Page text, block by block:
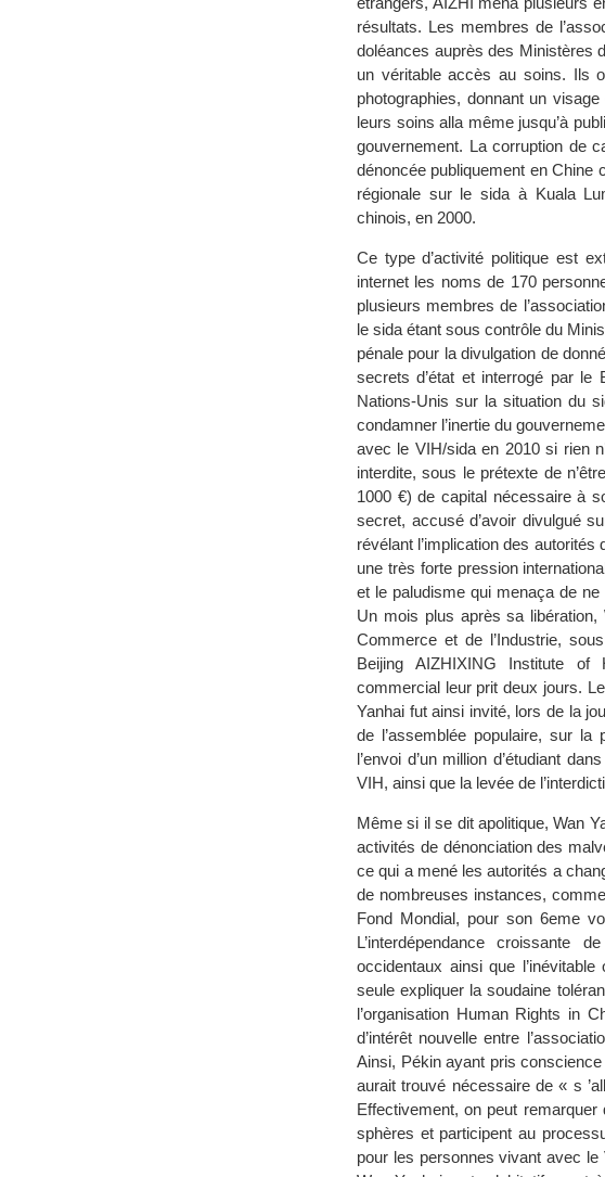
résultats. Les membres de
doléances auprès des Ministères
un véritable accès au soins. Ils
photographies, donnant un
leurs soins alla même jusqu’à
gouvernement. La corruption de
dénoncée publiquement en Chine
régionale sur le sida à Kuala
chinois, en 2000.
Ce type d’activité politique est
internet les noms de 170
plusieurs membres de
le sida étant sous contrôle du
pénale pour la divulgation de
secrets d’état et interrogé par le
Nations-Unis sur la situation du
condamner l’inertie du
avec le VIH/sida en 2010 si rien
interdite, sous le prétexte de
1000 €) de capital nécessaire à
secret, accusé d’avoir divulgué
révélant l’implication des
une très forte pression
et le paludisme qui menaça de
Un mois plus après sa
Commerce et de l’Industrie,
Beijing AIZHIXING Institute of
commercial leur prit deux jours.
Yanhai fut ainsi invité, lors de la
de l’assemblée populaire, sur la
l’envoi d’un million d’étudiant
VIH, ainsi que la levée de
Même si il se dit apolitique, Wan
activités de dénonciation des
ce qui a mené les autorités a
de nombreuses instances,
Fond Mondial, pour son 6eme
L’interdépendance
occidentaux ainsi que
seule expliquer la soudaine
l’organisation Human Rights in
d’intérêt nouvelle entre
Ainsi, Pékin ayant pris
aurait trouvé nécessaire de « s
Effectivement, on peut
sphères et participent au
pour les personnes vivant avec